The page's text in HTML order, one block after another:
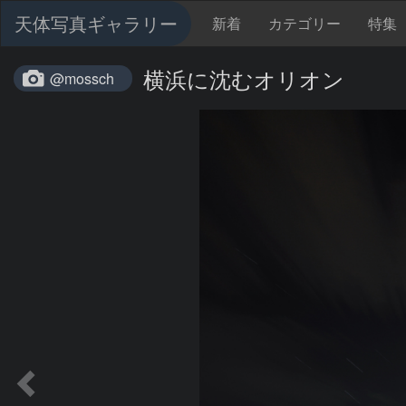
天体写真ギャラリー 新着 カテゴリー 特集
@mossch 横浜に沈むオリオン